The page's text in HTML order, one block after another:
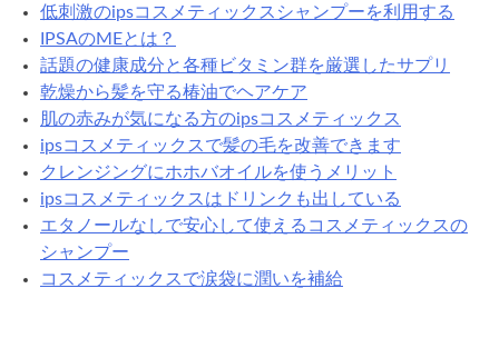
低刺激のipsコスメティックスシャンプーを利用する
IPSAのMEとは？
話題の健康成分と各種ビタミン群を厳選したサプリ
乾燥から髪を守る椿油でヘアケア
肌の赤みが気になる方のipsコスメティックス
ipsコスメティックスで髪の毛を改善できます
クレンジングにホホバオイルを使うメリット
ipsコスメティックスはドリンクも出している
エタノールなしで安心して使えるコスメティックスの
シャンプー
コスメティックスで涙袋に潤いを補給